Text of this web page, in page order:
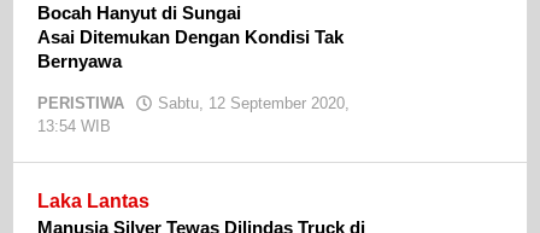
Bocah Hanyut di Sungai
Asai Ditemukan Dengan Kondisi Tak
Bernyawa
PERISTIWA
Sabtu, 12 September 2020,
13:54 WIB
Laka Lantas
Manusia Silver Tewas Dilindas Truck di